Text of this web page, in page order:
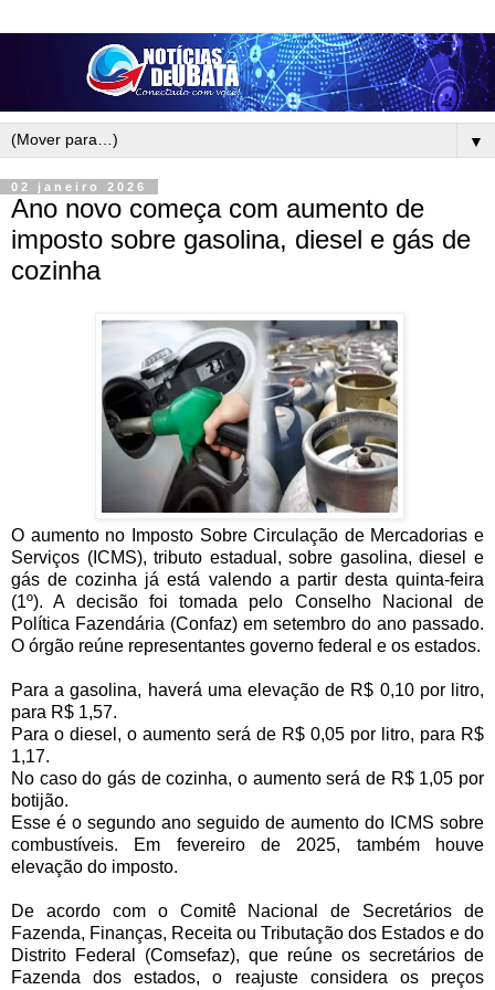
▼
02 janeiro 2026
Ano novo começa com aumento de
imposto sobre gasolina, diesel e gás de
cozinha
O aumento no Imposto Sobre Circulação de Mercadorias e
Serviços (ICMS), tributo estadual, sobre gasolina, diesel e
gás de cozinha já está valendo a partir desta quinta-feira
(1º). A decisão foi tomada pelo Conselho Nacional de
Política Fazendária (Confaz) em setembro do ano passado.
O órgão reúne representantes governo federal e os estados.
Para a gasolina, haverá uma elevação de R$ 0,10 por litro,
para R$ 1,57.
Para o diesel, o aumento será de R$ 0,05 por litro, para R$
1,17.
No caso do gás de cozinha, o aumento será de R$ 1,05 por
botijão.
Esse é o segundo ano seguido de aumento do ICMS sobre
combustíveis. Em fevereiro de 2025, também houve
elevação do imposto.
De acordo com o Comitê Nacional de Secretários de
Fazenda, Finanças, Receita ou Tributação dos Estados e do
Distrito Federal (Comsefaz), que reúne os secretários de
Fazenda dos estados, o reajuste considera os preços